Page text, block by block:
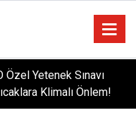
Derece Sıcakta 763